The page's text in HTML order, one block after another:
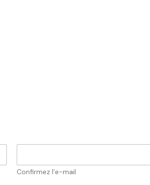
Confirmez l’e-mail